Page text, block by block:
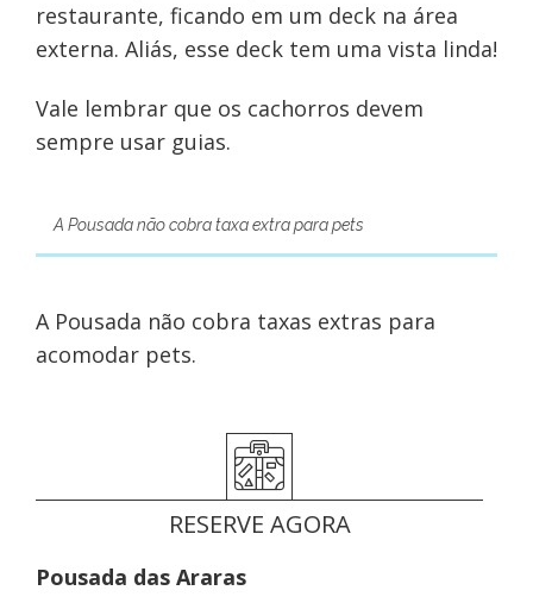
restaurante, ficando em um deck na área
externa. Aliás, esse deck tem uma vista linda!
Vale lembrar que os cachorros devem
sempre usar guias.
A Pousada não cobra taxa extra para pets
A Pousada não cobra taxas extras para
acomodar pets.
RESERVE AGORA
Pousada das Araras